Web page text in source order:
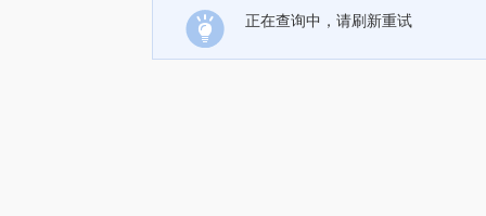
正在查询中，请刷新重试